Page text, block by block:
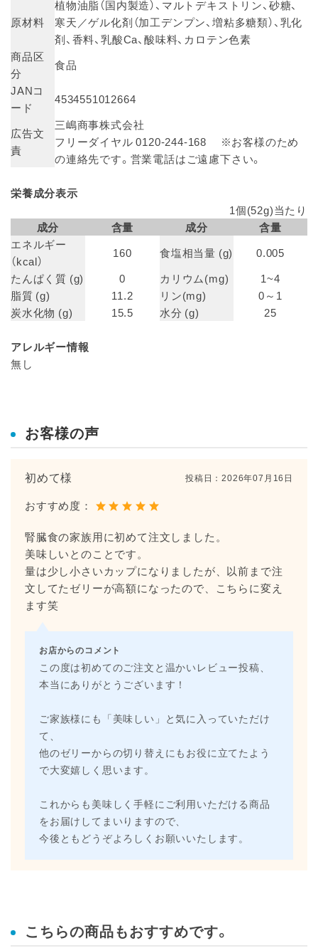
原材料
植物油脂（国内製造）、マルトデキストリン、砂糖、
寒天／ゲル化剤（加工デンプン、増粘多糖類）、乳化
剤、香料、乳酸Ca、酸味料、カロテン色素
商品区
分
食品
JANコ
ード
4534551012664
広告文
責
三嶋商事株式会社
フリーダイヤル 0120-244-168 ※お客様のため
の連絡先です。営業電話はご遠慮下さい。
栄養成分表示
1個(52g)当たり
成分
含量 成分
含量
エネルギー
（kcal）
160 食塩相当量 (g)
0.005
たんぱく質 (g)
0 カリウム(mg)
1~4
脂質 (g)
11.2 リン(mg)
0～1
炭水化物 (g)
15.5 水分 (g) 25
アレルギー情報
無し
お客様の声
初めて様 投稿日：2026年07月16日
おすすめ度：
腎臓食の家族用に初めて注文しました。
美味しいとのことです。
量は少し小さいカップになりましたが、以前まで注
文してたゼリーが高額になったので、こちらに変え
ます笑
お店からのコメント
この度は初めてのご注文と温かいレビュー投稿、
本当にありがとうございます！
ご家族様にも「美味しい」と気に入っていただけ
て、
他のゼリーからの切り替えにもお役に立てたよう
で大変嬉しく思います。
これからも美味しく手軽にご利用いただける商品
をお届けしてまいりますので、
今後ともどうぞよろしくお願いいたします。
こちらの商品もおすすめです。